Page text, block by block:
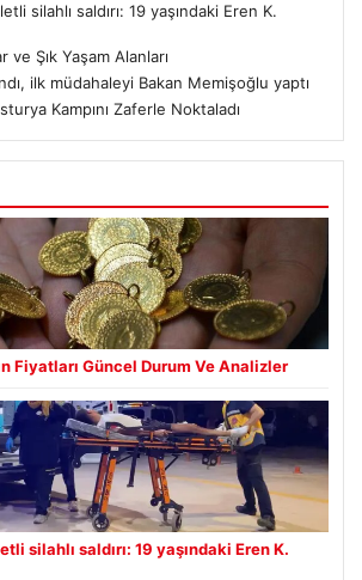
silahlı saldırı: 19 yaşındaki Eren K.
Şık Yaşam Alanları
ilk müdahaleyi Bakan Memişoğlu yaptı
Kampını Zaferle Noktaladı
Fiyatları Güncel Durum Ve Analizler
silahlı saldırı: 19 yaşındaki Eren K.